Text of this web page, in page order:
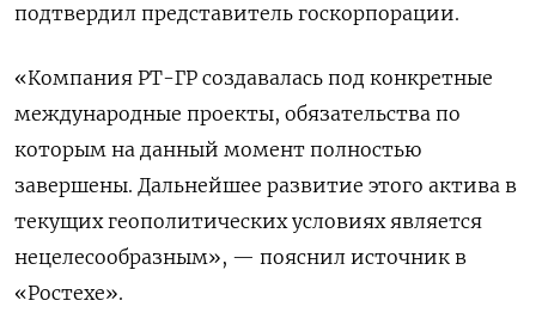
подтвердил представитель госкорпорации.
«Компания РТ-ГР создавалась под конкретные
международные проекты, обязательства по
которым на данный момент полностью
завершены. Дальнейшее развитие этого актива в
текущих геополитических условиях является
нецелесообразным», — пояснил источник в
«Ростехе».